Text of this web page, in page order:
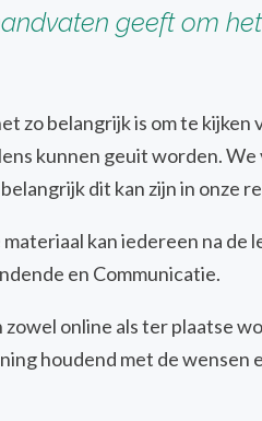
geeft om
zo belangrijk is om te kijken
kunnen geuit worden.
dit kan zijn in onze
kan iedereen na de
en Communicatie.
online als ter plaatse
houdend met de wensen